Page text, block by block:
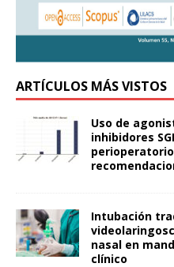
ARTÍCULOS MÁS VISTOS
Uso de
inhibidores
Intubación
nasal en
clínico